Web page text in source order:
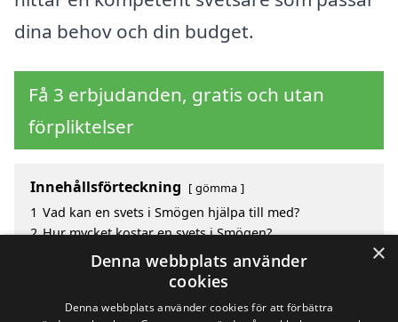
dina behov och din budget.
Få 3 erbjudanden, gratis och utan
förpliktelser
Innehållsförteckning gömma
1 Vad kan en svets i Smögen hjälpa till med?
2 Hur mycket kostar en svets i Smögen?
Fördelar med att välja svets i Smögen
Sök efter en skicklig svets i de omgivande städerna
×
Denna webbplats använder
cookies
Denna webbplats använder cookies för att förbättra